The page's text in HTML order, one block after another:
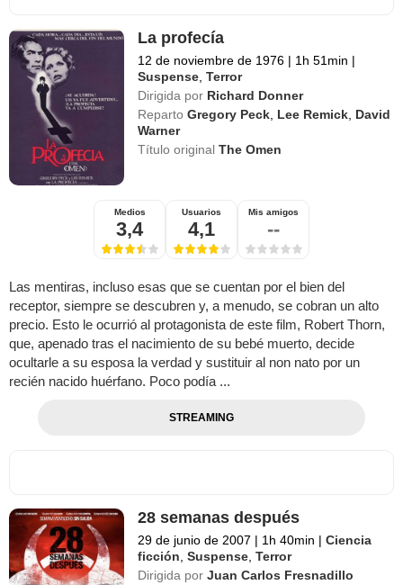
La profecía
12 de noviembre de 1976 | 1h 51min |
Suspense ,Terror
Dirigida por Richard Donner
Reparto Gregory Peck Lee Remick David
Warner
Título originalThe Omen
Medios
3,4
Usuarios
4,1
Mis amigos
--
Las mentiras, incluso esas que se cuentan por el bien del
receptor, siempre se descubren y, a menudo, se cobran un alto
precio. Esto le ocurrió al protagonista de este film, Robert Thorn,
que, apenado tras el nacimiento de su bebé muerto, decide
ocultarle a su esposa la verdad y sustituir al non nato por un
recién nacido huérfano. Poco podía ...
STREAMING
28 semanas después
29 de junio de 2007 | 1h 40min | Ciencia
ficción ,Suspense ,Terror
Dirigida por Juan Carlos Fresnadillo